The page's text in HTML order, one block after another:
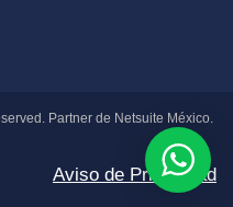
Partner de Netsuite México.
Aviso de Privacidad